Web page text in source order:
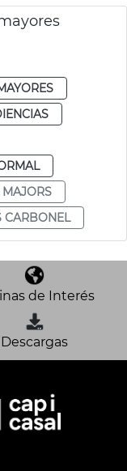
MAJORS
CARBONEL
de Interés
Descargas